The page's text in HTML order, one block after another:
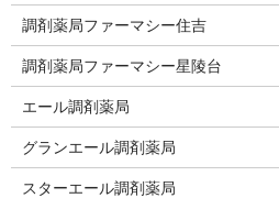
調剤薬局ファーマシー住吉
調剤薬局ファーマシー星陵台
エール調剤薬局
グランエール調剤薬局
スターエール調剤薬局